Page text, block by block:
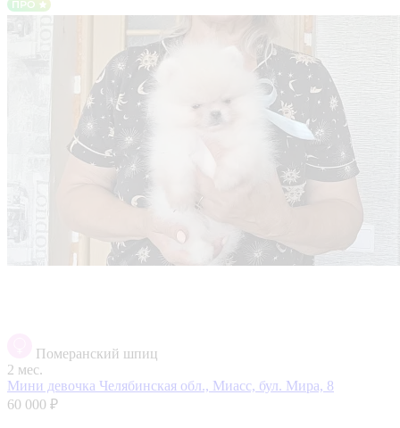
Померанский шпиц
2 мес.
Мини девочка Челябинская обл., Миасс, бул. Мира, 8
60 000 ₽